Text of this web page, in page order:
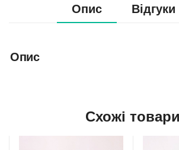
Опис Відгуки
Опис
Схожі товари